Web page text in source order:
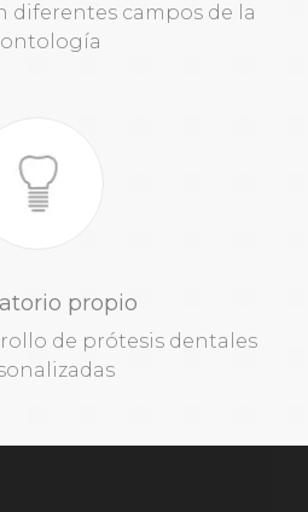
diferentes campos de la
propio
de prótesis dentales